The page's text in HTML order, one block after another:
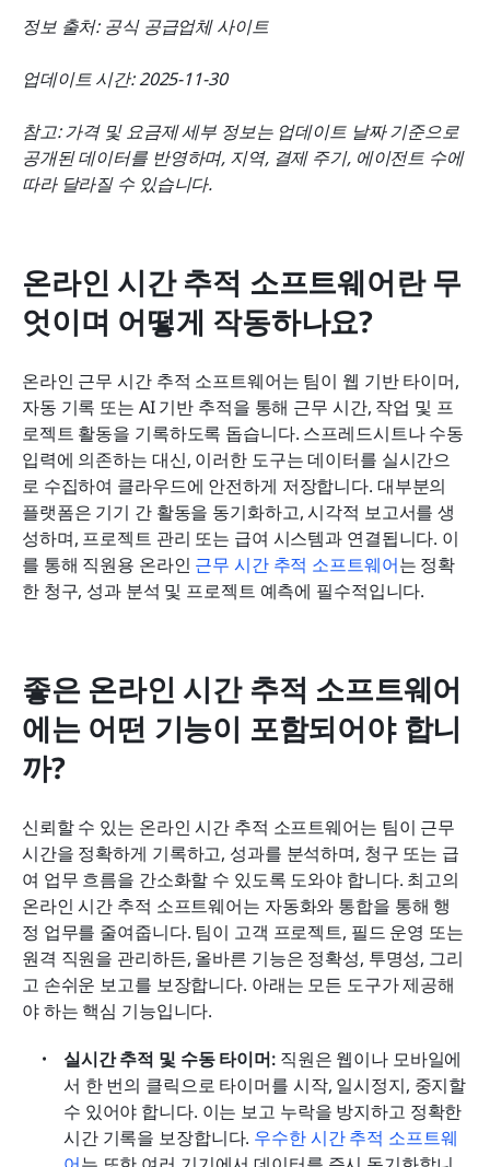
정보 출처: 공식 공급업체 사이트
업데이트 시간: 2025-11-30
참고: 가격 및 요금제 세부 정보는 업데이트 날짜 기준으로
공개된 데이터를 반영하며, 지역, 결제 주기, 에이전트 수에
따라 달라질 수 있습니다.
온라인 시간 추적 소프트웨어란 무
엇이며 어떻게 작동하나요?
온라인 근무 시간 추적 소프트웨어는 팀이 웹 기반 타이머,
자동 기록 또는 AI 기반 추적을 통해 근무 시간, 작업 및 프
로젝트 활동을 기록하도록 돕습니다. 스프레드시트나 수동
입력에 의존하는 대신, 이러한 도구는 데이터를 실시간으
로 수집하여 클라우드에 안전하게 저장합니다. 대부분의
플랫폼은 기기 간 활동을 동기화하고, 시각적 보고서를 생
성하며, 프로젝트 관리 또는 급여 시스템과 연결됩니다. 이
를 통해 직원용 온라인 근무 시간 추적 소프트웨어는 정확
한 청구, 성과 분석 및 프로젝트 예측에 필수적입니다.
좋은 온라인 시간 추적 소프트웨어
에는 어떤 기능이 포함되어야 합니
까?
신뢰할 수 있는 온라인 시간 추적 소프트웨어는 팀이 근무
시간을 정확하게 기록하고, 성과를 분석하며, 청구 또는 급
여 업무 흐름을 간소화할 수 있도록 도와야 합니다. 최고의
온라인 시간 추적 소프트웨어는 자동화와 통합을 통해 행
정 업무를 줄여줍니다. 팀이 고객 프로젝트, 필드 운영 또는
원격 직원을 관리하든, 올바른 기능은 정확성, 투명성, 그리
고 손쉬운 보고를 보장합니다. 아래는 모든 도구가 제공해
야 하는 핵심 기능입니다.
실시간 추적 및 수동 타이머: 직원은 웹이나 모바일에
서 한 번의 클릭으로 타이머를 시작, 일시정지, 중지할
수 있어야 합니다. 이는 보고 누락을 방지하고 정확한
시간 기록을 보장합니다. 우수한 시간 추적 소프트웨